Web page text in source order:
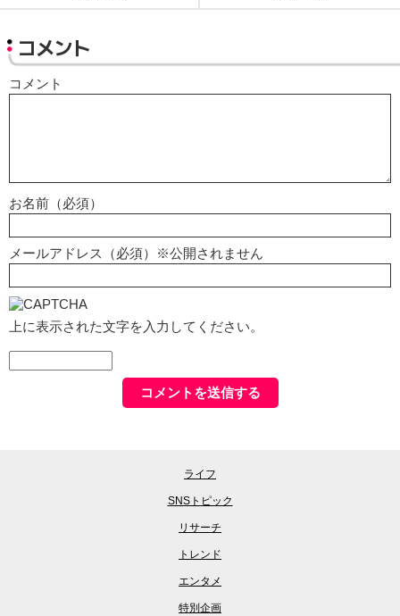
コメント
コメント
お名前（必須）
メールアドレス（必須）※公開されません
上に表示された文字を入力してください。
ライフ
SNSトピック
リサーチ
トレンド
エンタメ
特別企画